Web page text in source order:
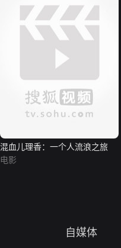
混血儿理香：一个人流浪之旅
电影
自媒体